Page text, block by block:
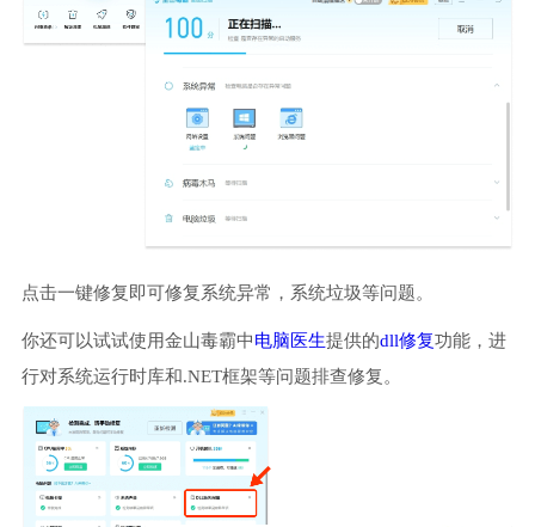
点击一键修复即可修复系统异常，系统垃圾等问题。
你还可以试试使用金山毒霸中电脑医生提供的dll修复功能，进
行对系统运行时库和.NET框架等问题排查修复。